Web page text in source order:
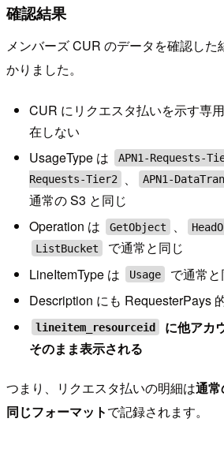
確認結果
メンバーズ CUR のデータを確認した
かりました。
CUR にリクエスタ払いを示す専
在しない
UsageType は
APN1-Requests-
Requests-Tier2
、 APN1-
通常の S3 と同じ
Operation は
GetObject 、
ListBucket
で通常と同じ
LineItemType は
Usage
で通常と
Description にも RequesterPays
lineitem_resourceid
に他アカ
そのまま表示される
つまり、リクエスタ払いの明細は通常
同じフォーマットで記録されます。